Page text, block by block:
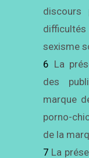
discours
sexisme
6 La
des
marque
porno-
de la
7 La